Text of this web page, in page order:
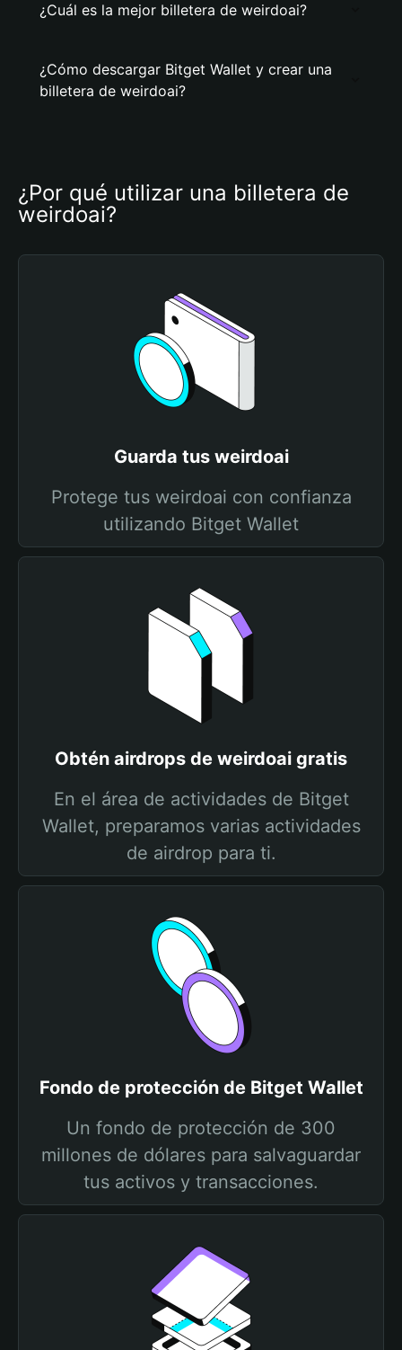
¿Cuál es la mejor billetera de weirdoai?
¿Cómo descargar Bitget Wallet y crear una
billetera de weirdoai?
¿Por qué utilizar una billetera de
weirdoai?
Guarda tus weirdoai
Protege tus weirdoai con confianza
utilizando Bitget Wallet
Obtén airdrops de weirdoai gratis
En el área de actividades de Bitget
Wallet, preparamos varias actividades
de airdrop para ti.
Fondo de protección de Bitget Wallet
Un fondo de protección de 300
millones de dólares para salvaguardar
tus activos y transacciones.